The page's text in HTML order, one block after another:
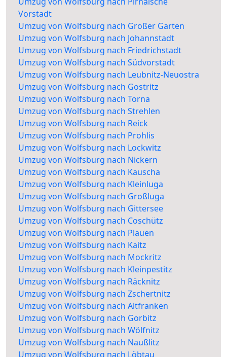
Vorstadt
Umzug von Wolfsburg nach Großer Garten
Umzug von Wolfsburg nach Johannstadt
Umzug von Wolfsburg nach Friedrichstadt
Umzug von Wolfsburg nach Südvorstadt
Umzug von Wolfsburg nach Leubnitz-Neuostra
Umzug von Wolfsburg nach Gostritz
Umzug von Wolfsburg nach Torna
Umzug von Wolfsburg nach Strehlen
Umzug von Wolfsburg nach Reick
Umzug von Wolfsburg nach Prohlis
Umzug von Wolfsburg nach Lockwitz
Umzug von Wolfsburg nach Nickern
Umzug von Wolfsburg nach Kauscha
Umzug von Wolfsburg nach Kleinluga
Umzug von Wolfsburg nach Großluga
Umzug von Wolfsburg nach Gittersee
Umzug von Wolfsburg nach Coschütz
Umzug von Wolfsburg nach Plauen
Umzug von Wolfsburg nach Kaitz
Umzug von Wolfsburg nach Mockritz
Umzug von Wolfsburg nach Kleinpestitz
Umzug von Wolfsburg nach Räcknitz
Umzug von Wolfsburg nach Zschertnitz
Umzug von Wolfsburg nach Altfranken
Umzug von Wolfsburg nach Gorbitz
Umzug von Wolfsburg nach Wölfnitz
Umzug von Wolfsburg nach Naußlitz
Umzug von Wolfsburg nach Löbtau